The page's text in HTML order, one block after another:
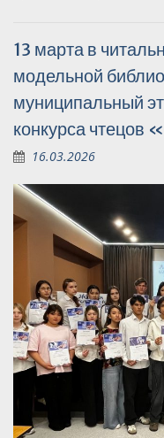
13 марта в
модельной
муниципальный
конкурса чтецов
16.03.2026